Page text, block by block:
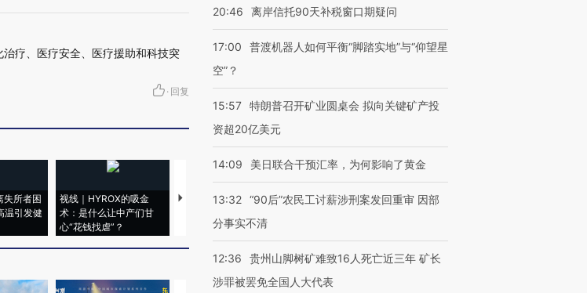
疗、医疗安全、医疗援助和科技突
· 回复
失所者困
温引发健
视线｜HYROX的吸金
术：是什么让中产们甘
心“花钱找虐”？
马航飞行员跨国走私7万
视线｜被称为“蟑螂”的印
视线｜“入侵”还是“人道危
20:46 离岸信托90天补税窗口期疑问
17:00
普渡机器人如何平衡“脚踏实地”与“仰望星
空”？
15:57 特朗普召开矿业圆桌会 拟向关键矿产投
资超20亿美元
14:09 美日联合干预汇率，为何影响了黄金
13:32 “90后”农民工讨薪涉刑案发回重审 因部
分事实不清
12:36
贵州山脚树矿难致16人死亡近三年 矿长
涉罪被罢免全国人大代表